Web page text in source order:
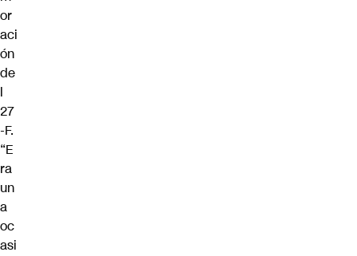
or
aci
ón
de
l
27
-F.
“E
ra
un
a
oc
asi